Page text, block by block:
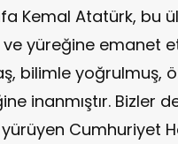
Kemal Atatürk, bu
ve yüreğine emanet
bilimle yoğrulmuş,
inanmıştır. Bizler
Cumhuriyet